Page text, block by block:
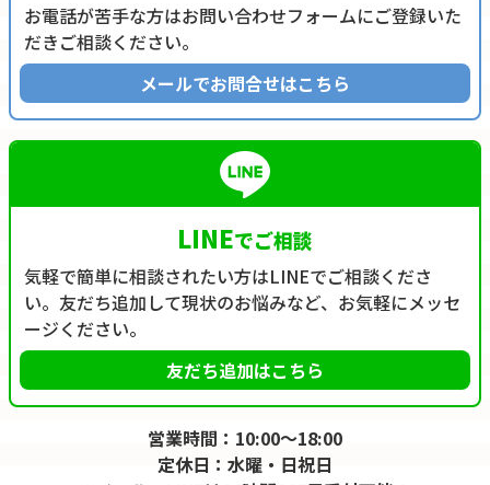
お電話が苦手な方はお問い合わせフォームにご登録いた
だきご相談ください。
メールでお問合せはこちら
LINEでご相談
気軽で簡単に相談されたい方はLINEでご相談くださ
い。友だち追加して現状のお悩みなど、お気軽にメッセ
ージください。
友だち追加はこちら
営業時間：10:00～18:00
定休日：水曜・日祝日